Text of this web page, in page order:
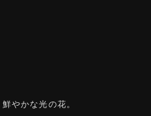
やかな光の花。